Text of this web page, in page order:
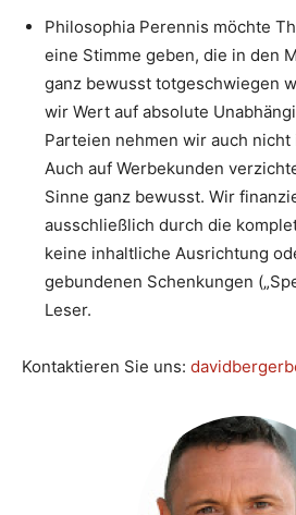
Philosophia Perennis möchte
eine Stimme geben, die in den
ganz bewusst totgeschwiegen
wir Wert auf absolute
Parteien nehmen wir auch
Auch auf Werbekunden
Sinne ganz bewusst. Wir
ausschließlich durch die
keine inhaltliche Ausrichtung
gebundenen Schenkungen
Leser.
Kontaktieren Sie uns: